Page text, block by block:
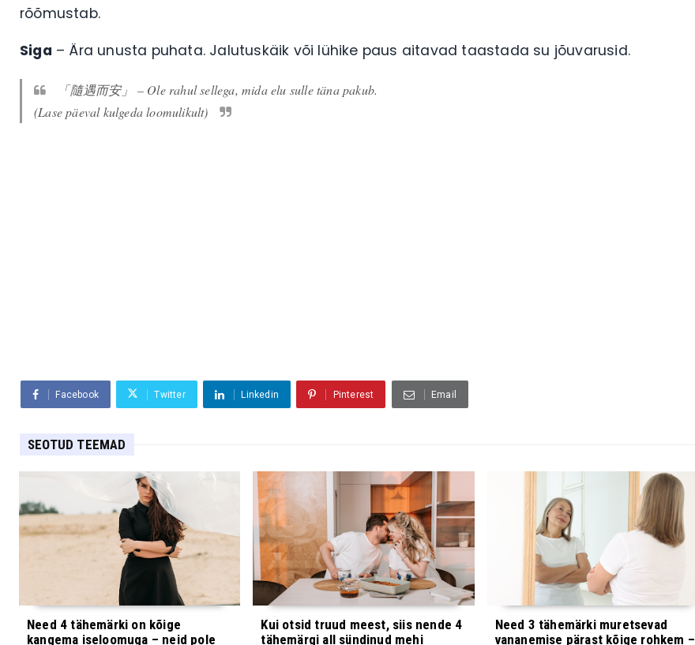
rõõmustab.
Siga – Ära unusta puhata. Jalutuskäik või lühike paus aitavad taastada su jõuvarusid.
「隨遇而安」 – Ole rahul sellega, mida elu sulle täna pakub.
(Lase päeval kulgeda loomulikult)
Facebook Twitter Linkedin Pinterest Email
SEOTUD TEEMAD
Need 4 tähemärki on kõige
kangema iseloomuga – neid pole
Kui otsid truud meest, siis nende 4
tähemärgi all sündinud mehi
Need 3 tähemärki muretsevad
vananemise pärast kõige rohkem –